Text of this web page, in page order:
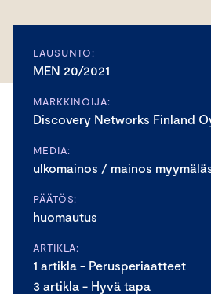
LAUSUNTO:
MEN 20/2021
MARKKINOIJA:
Discovery Networks Finland
MEDIA:
ulkomainos / mainos
PÄÄTÖS:
huomautus
ARTIKLA:
1 artikla - Perusperiaatteet
3 artikla - Hyvä tapa